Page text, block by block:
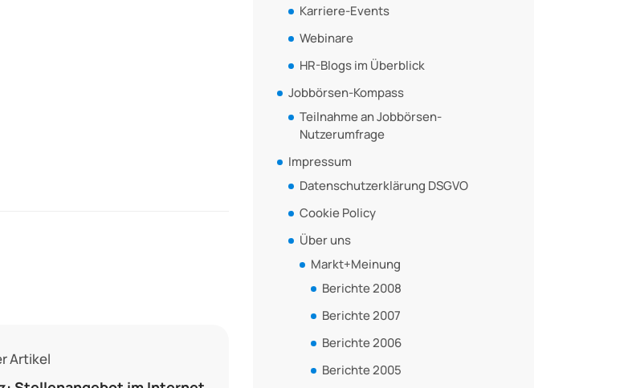
Artikel
Karriere-Events
Webinare
HR-Blogs im Überblick
Jobbörsen-Kompass
Teilnahme an Jobbörsen-
Nutzerumfrage
Impressum
Datenschutzerklärung DSGVO
Cookie Policy
Über uns
Markt+Meinung
Berichte 2008
Berichte 2007
Berichte 2006
Berichte 2005